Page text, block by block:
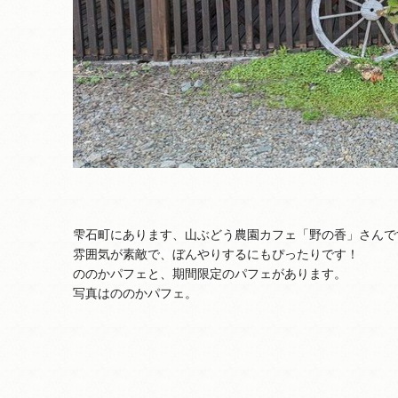
雫石町にあります、山ぶどう農園カフェ「野の香」さん
雰囲気が素敵で、ぼんやりするにもぴったりです！
ののかパフェと、期間限定のパフェがあります。
写真はののかパフェ。